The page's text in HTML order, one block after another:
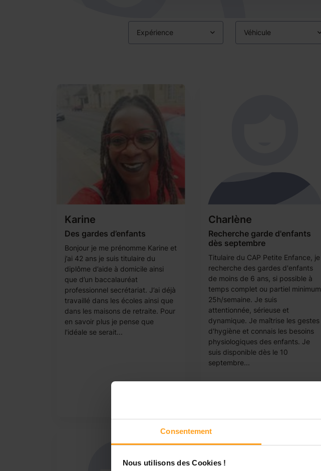
Consentement
Nous utilisons des Cookies !
Expérience Véhicule
Karine
Des gardes d’enfants
Bonjour je me prénomme Karine et
j’ai 42 ans je suis titulaire du
diplôme d’aide à domicile ainsi
que d’un baccalauréat
professionnel secrétariat. J’ai déjà
travaillé dans les écoles ainsi que
dans les maisons de retraite. Pour
en savoir plus je pense que
l'idéale se serait...
Charlène
Recherche garde d'enfants
dès septembre
Titulaire du CAP Petite Enfance, je
recherche des gardes d'enfants
de moins de 6 ans, si possible à
temps complet ou partiel minimum
25h/semaine. Je suis
attentionnée, sérieuse et
dynamique. Je maîtrise les gestes
d'hygiène et connais les besoins
physiologiques des enfants. Je
suis disponible dès le 10
septembre...